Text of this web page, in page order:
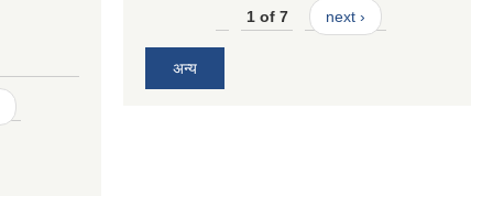
1 of 7 next ›
अन्य